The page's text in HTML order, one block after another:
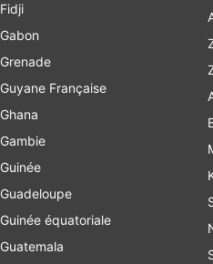
Fidji
Gabon
Grenade
Guyane Française
Ghana
Gambie
Guinée
Guadeloupe
Guinée équatoriale
Guatemala